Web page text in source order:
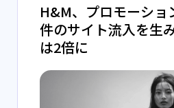
H&M、プロモーショ
件のサイト流入を生
は2倍に